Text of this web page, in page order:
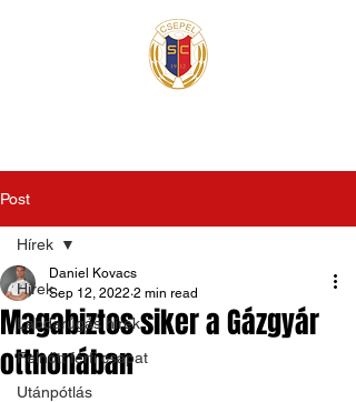
Post
Hírek
Labdarúgás hírek
Felnőtt férfi csapat
Utánpótlás
Hírek
Magabiztos siker a Gázgyár
otthonában
Daniel Kovacs
Sep 12, 2022 2 min read